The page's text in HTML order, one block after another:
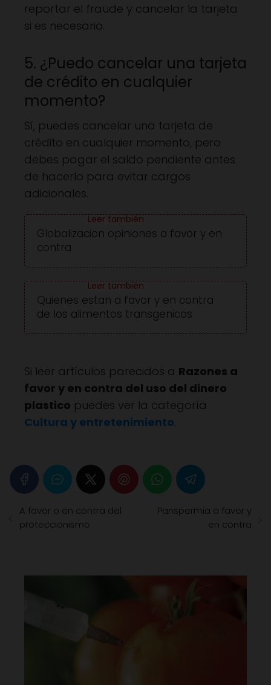
reportar el fraude y cancelar la tarjeta
si es necesario.
5. ¿Puedo cancelar una tarjeta
de crédito en cualquier
momento?
Sí, puedes cancelar una tarjeta de
crédito en cualquier momento, pero
debes pagar el saldo pendiente antes
de hacerlo para evitar cargos
adicionales.
Globalizacion opiniones a favor y en
contra
Quienes estan a favor y en contra
de los alimentos transgenicos
Si leer artículos parecidos a Razones a
favor y en contra del uso del dinero
plastico puedes ver la categoría
Cultura y entretenimiento.
A favor o en contra del
proteccionismo
Panspermia a favor y
en contra